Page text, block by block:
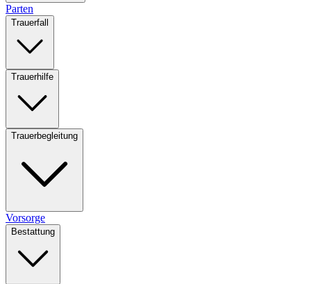
Parten
Trauerfall
Trauerhilfe
Trauerbegleitung
Vorsorge
Bestattung